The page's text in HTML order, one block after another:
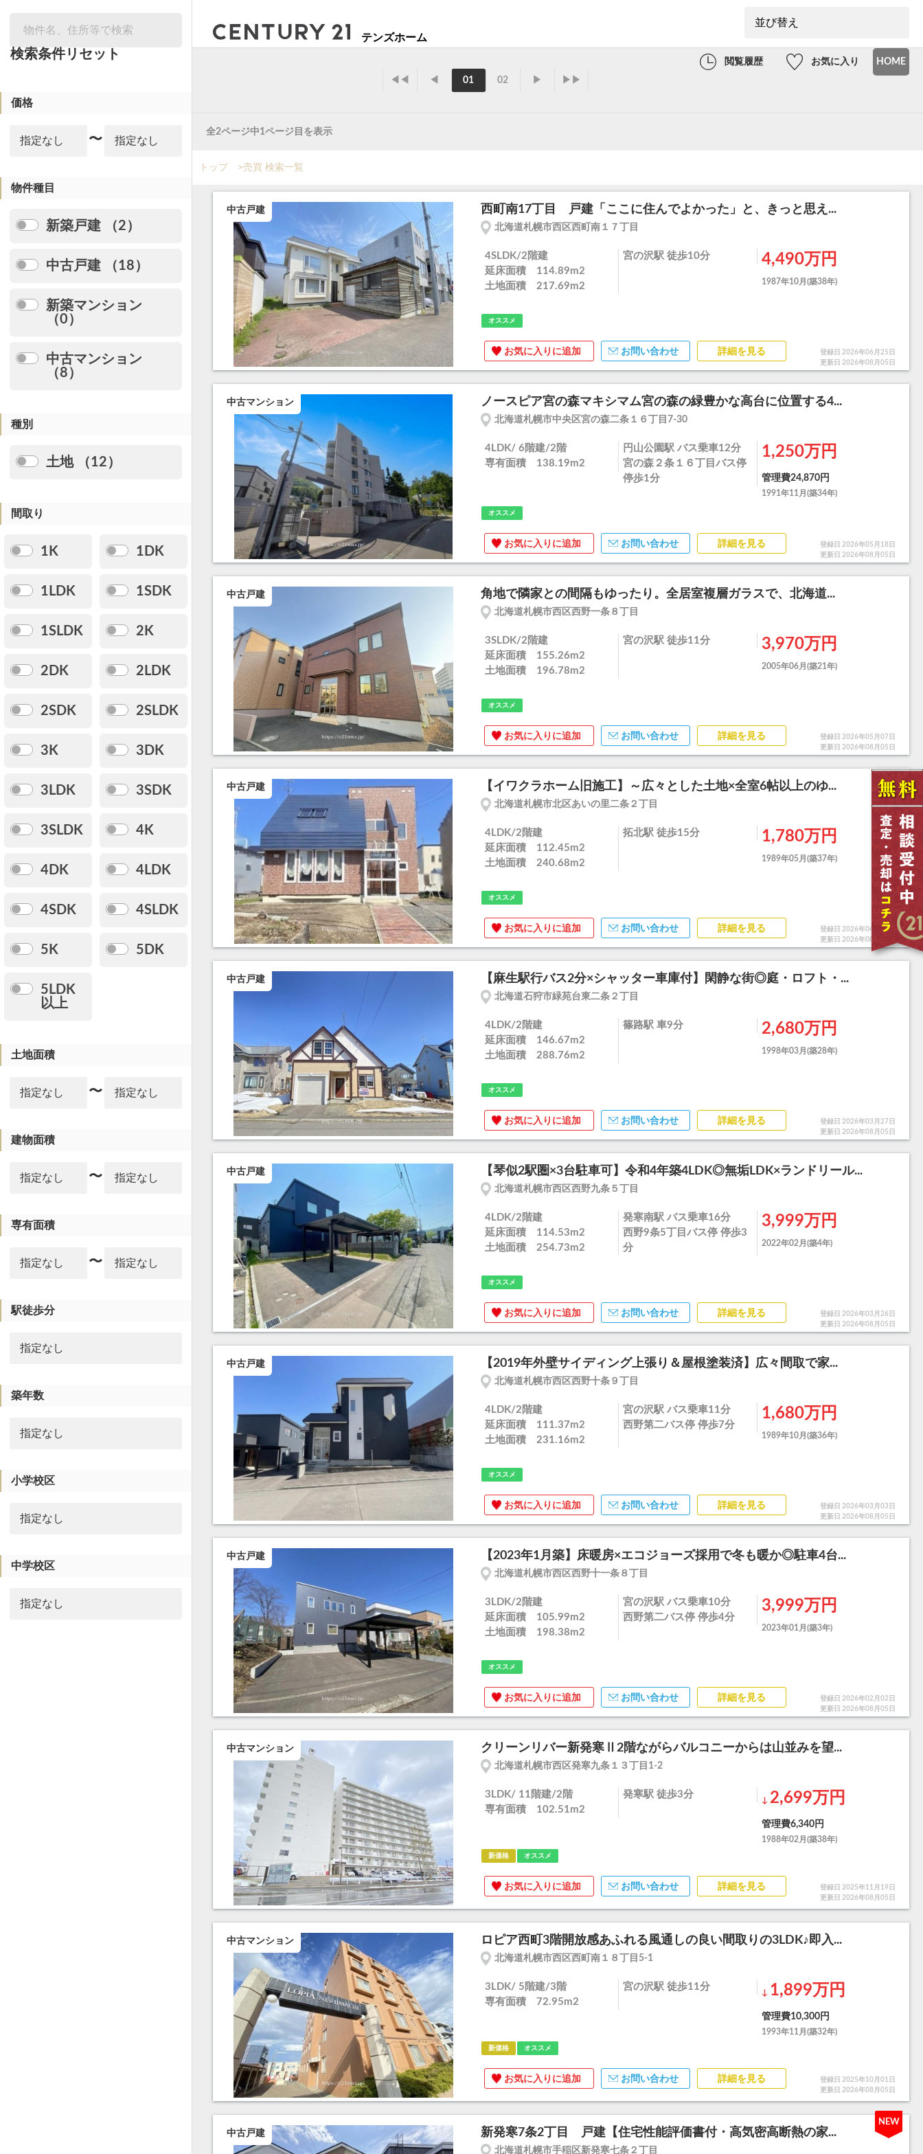
検索条件リセット
価格
〜
物件種目
新築戸建 （2）
中古戸建 （18）
新築マンション
（0）
中古マンション
（8）
種別
土地 （12）
間取り
1K 1DK
1LDK 1SDK
1SLDK 2K
2DK 2LDK
2SDK 2SLDK
3K 3DK
3LDK 3SDK
3SLDK 4K
4DK 4LDK
4SDK 4SLDK
5K 5DK
5LDK
以上
土地面積
〜
建物面積
〜
専有面積
〜
駅徒歩分
築年数
小学校区
中学校区
テンズホーム
HOME
お気に入り
閲覧履歴
◀◀
◀ 01 02 ▶ ▶▶
全2ページ中1ページ目を表示
トップ >売買 検索一覧
中古戸建 西町南17丁目 戸建「ここに住んでよかった」と、きっと思え...
北海道札幌市西区西町南１７丁目
4SLDK/2階建
延床面積 114.89m2
土地面積 217.69m2
宮の沢駅 徒歩10分 4,490万円
1987年10月(築38年)
オススメ
お気に入りに追加 お問い合わせ 詳細を見る
登録日 2026年06月25日
更新日 2026年08月05日
中古マンション ノースピア宮の森マキシマム宮の森の緑豊かな高台に位置する4...
北海道札幌市中央区宮の森二条１６丁目7-30
4LDK/ 6階建/2階
専有面積 138.19m2
円山公園駅 バス乗車12分
宮の森２条１６丁目バス停
停歩1分
1,250万円
管理費24,870円
1991年11月(築34年)
オススメ
お気に入りに追加 お問い合わせ 詳細を見る
登録日 2026年05月18日
更新日 2026年08月05日
中古戸建 角地で隣家との間隔もゆったり。全居室複層ガラスで、北海道...
北海道札幌市西区西野一条８丁目
3SLDK/2階建
延床面積 155.26m2
土地面積 196.78m2
宮の沢駅 徒歩11分 3,970万円
2005年06月(築21年)
オススメ
お気に入りに追加 お問い合わせ 詳細を見る
登録日 2026年05月07日
更新日 2026年08月05日
中古戸建 【イワクラホーム旧施工】～広々とした土地×全室6帖以上のゆ...
北海道札幌市北区あいの里二条２丁目
4LDK/2階建
延床面積 112.45m2
土地面積 240.68m2
拓北駅 徒歩15分 1,780万円
1989年05月(築37年)
オススメ
お気に入りに追加 お問い合わせ 詳細を見る
登録日 2026年04月24日
更新日 2026年08月05日
中古戸建 【麻生駅行バス2分×シャッター車庫付】閑静な街◎庭・ロフト・...
北海道石狩市緑苑台東二条２丁目
4LDK/2階建
延床面積 146.67m2
土地面積 288.76m2
篠路駅 車9分 2,680万円
1998年03月(築28年)
オススメ
お気に入りに追加 お問い合わせ 詳細を見る
登録日 2026年03月27日
更新日 2026年08月05日
中古戸建 【琴似2駅圏×3台駐車可】令和4年築4LDK◎無垢LDK×ランドリール...
北海道札幌市西区西野九条５丁目
4LDK/2階建
延床面積 114.53m2
土地面積 254.73m2
発寒南駅 バス乗車16分
西野9条5丁目バス停 停歩3
分
3,999万円
2022年02月(築4年)
オススメ
お気に入りに追加 お問い合わせ 詳細を見る
登録日 2026年03月26日
更新日 2026年08月05日
中古戸建 【2019年外壁サイディング上張り＆屋根塗装済】広々間取で家...
北海道札幌市西区西野十条９丁目
4LDK/2階建
延床面積 111.37m2
土地面積 231.16m2
宮の沢駅 バス乗車11分
西野第二バス停 停歩7分
1,680万円
1989年10月(築36年)
オススメ
お気に入りに追加 お問い合わせ 詳細を見る
登録日 2026年03月03日
更新日 2026年08月05日
中古戸建 【2023年1月築】床暖房×エコジョーズ採用で冬も暖か◎駐車4台...
北海道札幌市西区西野十一条８丁目
3LDK/2階建
延床面積 105.99m2
土地面積 198.38m2
宮の沢駅 バス乗車10分
西野第二バス停 停歩4分
3,999万円
2023年01月(築3年)
オススメ
お気に入りに追加 お問い合わせ 詳細を見る
登録日 2026年02月02日
更新日 2026年08月05日
中古マンション クリーンリバー新発寒Ⅱ2階ながらバルコニーからは山並みを望...
北海道札幌市西区発寒九条１３丁目1-2
3LDK/ 11階建/2階
専有面積 102.51m2
発寒駅 徒歩3分
↓ 2,699万円
管理費6,340円
1988年02月(築38年)
新価格 オススメ
お気に入りに追加 お問い合わせ 詳細を見る
登録日 2025年11月19日
更新日 2026年08月05日
中古マンション ロピア西町3階開放感あふれる風通しの良い間取りの3LDK♪即入...
北海道札幌市西区西町南１８丁目5-1
3LDK/ 5階建/3階
専有面積 72.95m2
宮の沢駅 徒歩11分
↓ 1,899万円
管理費10,300円
1993年11月(築32年)
新価格 オススメ
お気に入りに追加 お問い合わせ 詳細を見る
登録日 2025年10月01日
更新日 2026年08月05日
中古戸建
NEW
新発寒7条2丁目 戸建【住宅性能評価書付・高気密高断熱の家...
北海道札幌市手稲区新発寒七条２丁目